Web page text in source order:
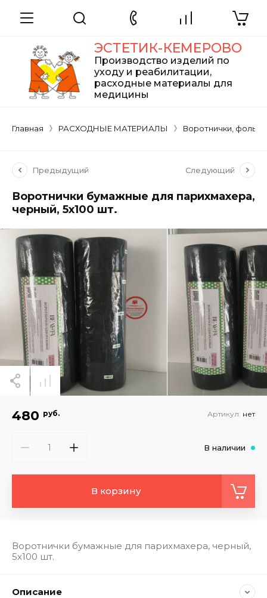
ЭСТЕТИК-КЕМЕРОВО
Производство изделий по
уходу и реабилитации,
расходные материалы для
медицины
Главная РАСХОДНЫЕ МАТЕРИАЛЫ Воротнички,
Предыдущий Следующий
Воротнички бумажные для парихмахера,
черный, 5х100 шт.
Воротнички бумажные для парихмахера, черный,
5х100 шт.
480 руб. Артикул: нет
В наличии
В корзину
Описание